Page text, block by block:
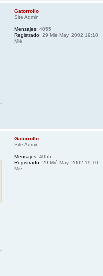
Gatorrollo
Site Admin
Mensajes: 4055
Registrado: 29 Mié May, 2002 19:10
Mié
Gatorrollo
Site Admin
Mensajes: 4055
Registrado: 29 Mié May, 2002 19:10
Mié